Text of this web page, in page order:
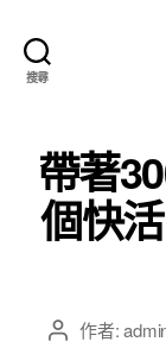
搜尋
帶著
個快
文 作者: